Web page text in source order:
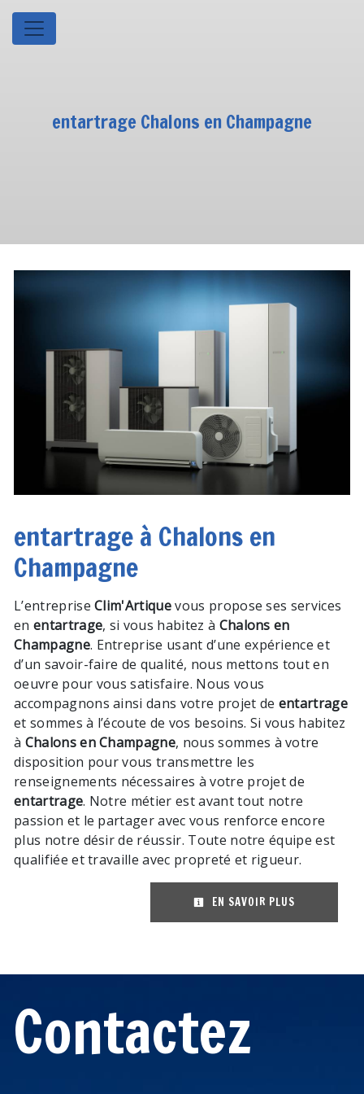
Panneau de gestion des cookies
entartrage Chalons en Champagne
entartrage à Chalons en
Champagne
L’entrepriseClim'Artiquevous propose ses services
en entartrage, si vous habitez à Chalons en
Champagne. Entreprise usant d’une expérience et
d’un savoir-faire de qualité, nous mettons tout en
oeuvre pour vous satisfaire. Nous vous
accompagnons ainsi dans votre projet de entartrage
et sommes à l’écoute de vos besoins. Si vous habitez
à Chalons en Champagne, nous sommes à votre
disposition pour vous transmettre les
renseignements nécessaires à votre projet de
entartrage. Notre métier est avant tout notre
passion et le partager avec vous renforce encore
plus notre désir de réussir. Toute notre équipe est
qualifiée et travaille avec propreté et rigueur.
EN SAVOIR PLUS
Contactez